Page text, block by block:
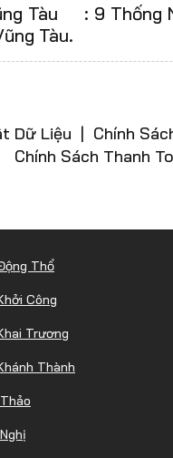
Tàu : 9 Thống
Tàu.
Dữ Liệu | Chính
Chính Sách Thanh
Thổ
Công
Trương
Thành